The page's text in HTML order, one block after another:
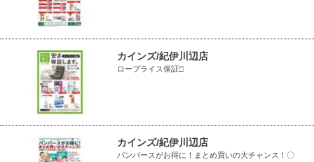
カインズ/紀伊川辺店
ロープライス保証□
カインズ/紀伊川辺店
パンパースがお得に！まとめ買いの大チャンス！〇